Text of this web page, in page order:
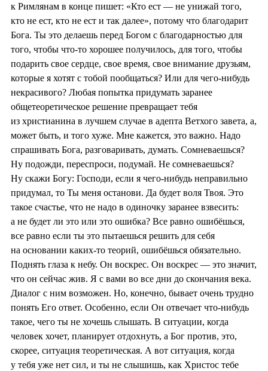
к Римлянам в конце пишет: «Кто ест — не унижай того,
кто не ест, кто не ест и так далее», потому что благодарит
Бога. Ты это делаешь перед Богом с благодарностью для
того, чтобы что-то хорошее получилось, для того, чтобы
подарить свое сердце, свое время, свое внимание друзьям,
которые я хотят с тобой пообщаться? Или для чего-нибудь
некрасивого? Любая попытка придумать заранее
общетеоретическое решение превращает тебя
из христианина в лучшем случае в адепта Ветхого завета, а,
может быть, и того хуже. Мне кажется, это важно. Надо
спрашивать Бога, разговаривать, думать. Сомневаешься?
Ну подожди, переспроси, подумай. Не сомневаешься?
Ну скажи Богу: Господи, если я чего-нибудь неправильно
придумал, то Ты меня останови. Да будет воля Твоя. Это
такое счастье, что не надо в одиночку заранее взвесить:
а не будет ли это или это ошибка? Все равно ошибёшься,
все равно если ты это пытаешься решить для себя
на основании каких-то теорий, ошибёшься обязательно.
Поднять глаза к небу. Он воскрес. Он воскрес — это значит,
что он сейчас жив. Я с вами во все дни до скончания века.
Диалог с ним возможен. Но, конечно, бывает очень трудно
понять Его ответ. Особенно, если Он отвечает что-нибудь
такое, чего ты не хочешь слышать. В ситуации, когда
человек хочет, планирует отдохнуть, а Бог против, это,
скорее, ситуация теоретическая. А вот ситуация, когда
у тебя уже нет сил, и ты не слышишь, как Христос тебе